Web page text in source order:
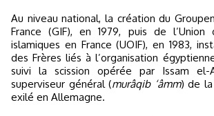
Au niveau national, la création du
France (GIF), en 1979, puis de l’Union
islamiques en France (UOIF), en 1983,
des Frères liés à l’organisation
suivi la scission opérée par Issam el-
superviseur général (murâqib ‘âmm) de la
exilé en Allemagne.